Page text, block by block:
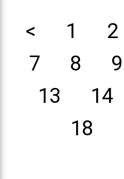
< 1 2
7
8 9
13
14
18